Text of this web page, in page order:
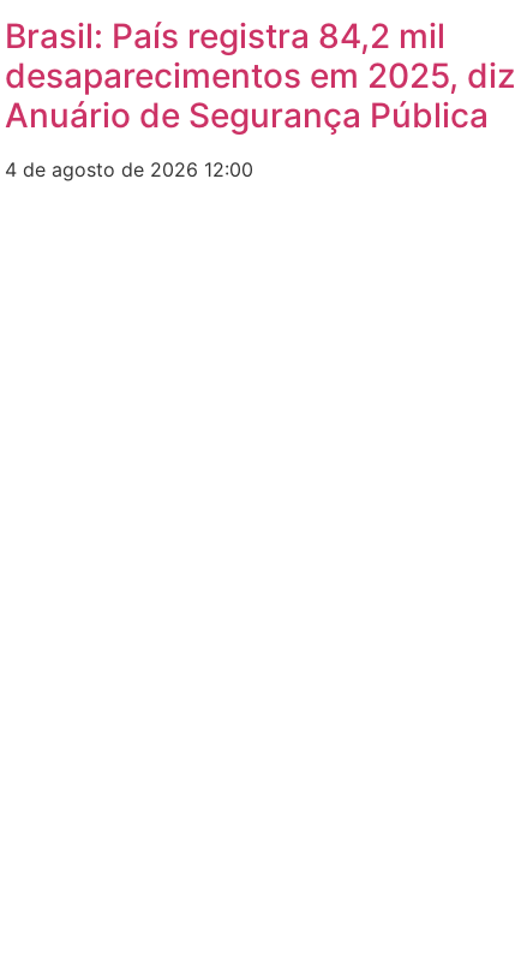
Brasil: País registra 84,2 mil
desaparecimentos em 2025, diz
Anuário de Segurança Pública
4 de agosto de 2026 12:00